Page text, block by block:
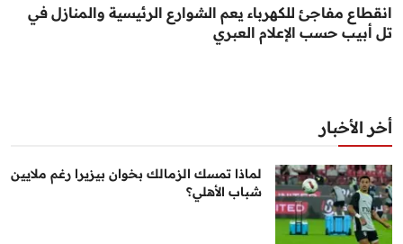
انقطاع مفاجئ للكهرباء يعم الشوارع الرئيسية والمنازل في
تل أبيب حسب الإعلام العبري
أخر الأخبار
لماذا تمسك الزمالك بخوان بيزيرا رغم ملايين
شباب الأهلي؟